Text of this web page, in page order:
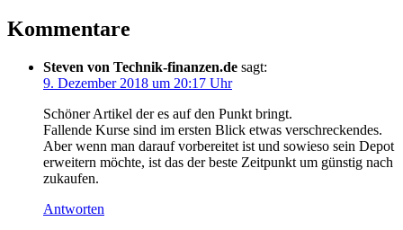
Kommentare
Steven von Technik-finanzen.de sagt:
9. Dezember 2018 um 20:17 Uhr
Schöner Artikel der es auf den Punkt bringt.
Fallende Kurse sind im ersten Blick etwas verschreckendes.
Aber wenn man darauf vorbereitet ist und sowieso sein Depot
erweitern möchte, ist das der beste Zeitpunkt um günstig nach
zukaufen.
Antworten